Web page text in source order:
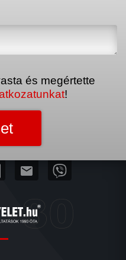
és megértette
!
mail